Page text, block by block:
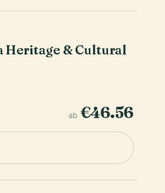
Heritage & Cultural
ab €46.56